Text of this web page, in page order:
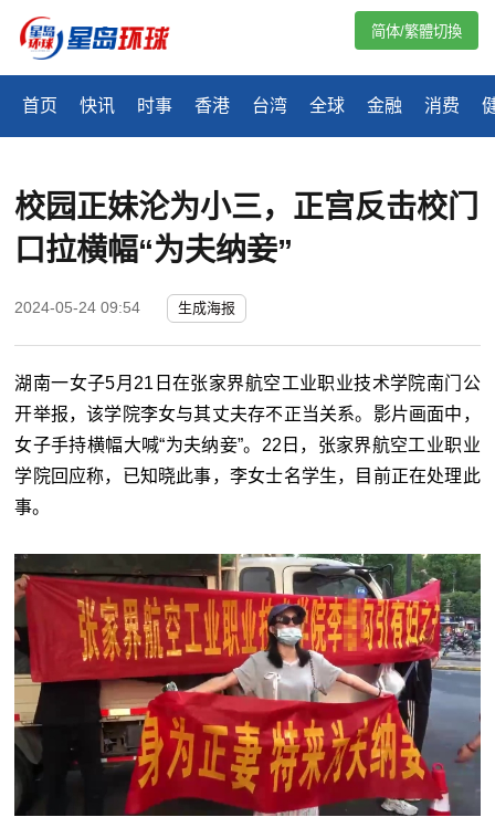
首页 快讯 时事 香港 台湾 全球 金融 消费
简体/繁體切換
校园正妹沦为小三，正宫反击校门
口拉横幅“为夫纳妾”
2024-05-24 09:54 生成海报
湖南一女子5月21日在张家界航空工业职业技术学院南门公
开举报，该学院李女与其丈夫存不正当关系。影片画面中，
女子手持横幅大喊“为夫纳妾”。22日，张家界航空工业职业
学院回应称，已知晓此事，李女士名学生，目前正在处理此
事。